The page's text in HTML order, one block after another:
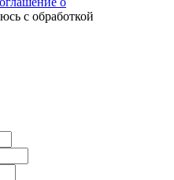
с обработкой